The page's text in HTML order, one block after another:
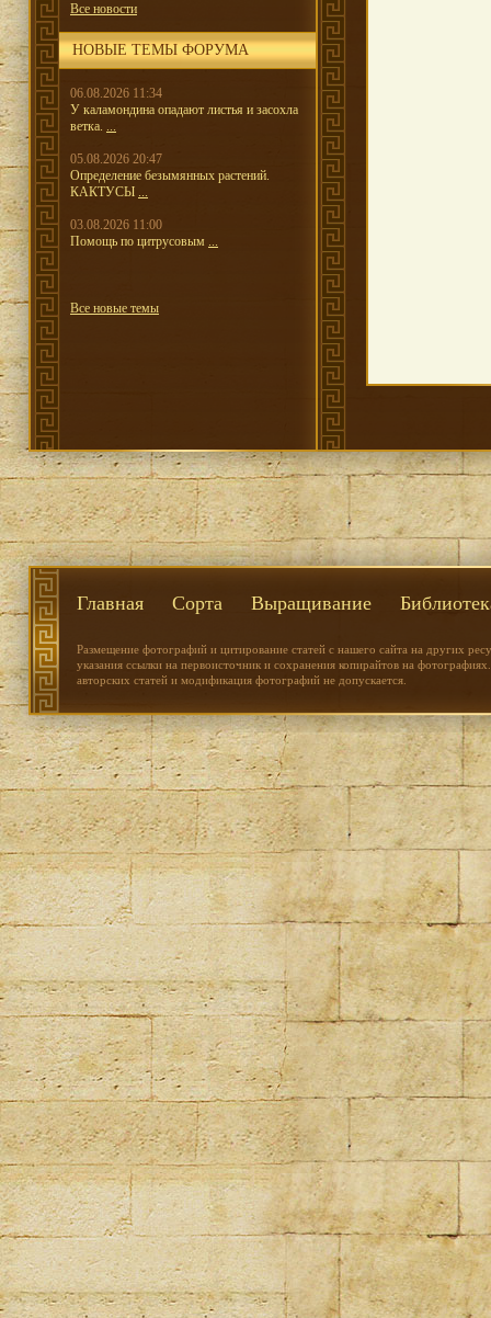
Все новости
НОВЫЕ ТЕМЫ ФОРУМА
06.08.2026 11:34
У каламондина опадают листья и засохла
ветка. ...
05.08.2026 20:47
Определение безымянных растений.
КАКТУСЫ ...
03.08.2026 11:00
Помощь по цитрусовым ...
Все новые темы
Главная Сорта Выращивание
Размещение фотографий и цитирование статей с нашего сайта на других
указания ссылки на первоисточник и сохранения копирайтов на
авторских статей и модификация фотографий не допускается.